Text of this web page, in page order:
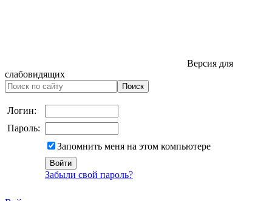
Версия для
слабовидящих
Логин:
Пароль:
Запомнить меня на этом компьютере
Забыли свой пароль?